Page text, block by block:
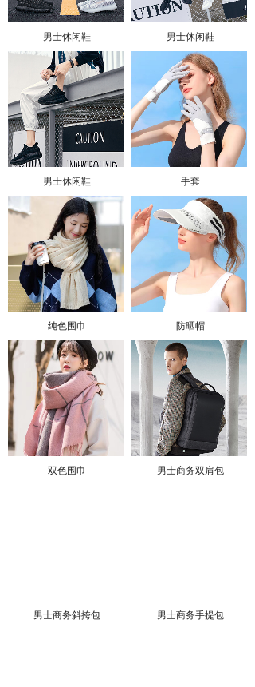
男士休闲鞋 男士休闲鞋
男士休闲鞋 手套
纯色围巾 防晒帽
双色围巾 男士商务双肩包
男士商务斜挎包 男士商务手提包